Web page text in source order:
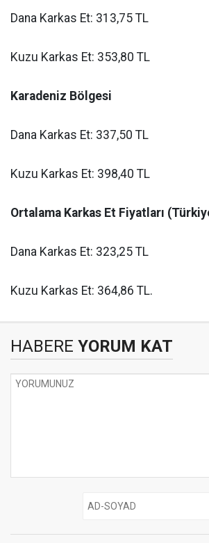
Dana Karkas Et: 313,75 TL
Kuzu Karkas Et: 353,80 TL
Karadeniz Bölgesi
Dana Karkas Et: 337,50 TL
Kuzu Karkas Et: 398,40 TL
Ortalama Karkas Et Fiyatları
Dana Karkas Et: 323,25 TL
Kuzu Karkas Et: 364,86 TL.
HABERE YORUM KAT